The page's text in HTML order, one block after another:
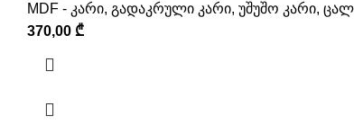
MDF - კარი, გადაკრული კარი, უშუშო კარი,
370,00 ₾